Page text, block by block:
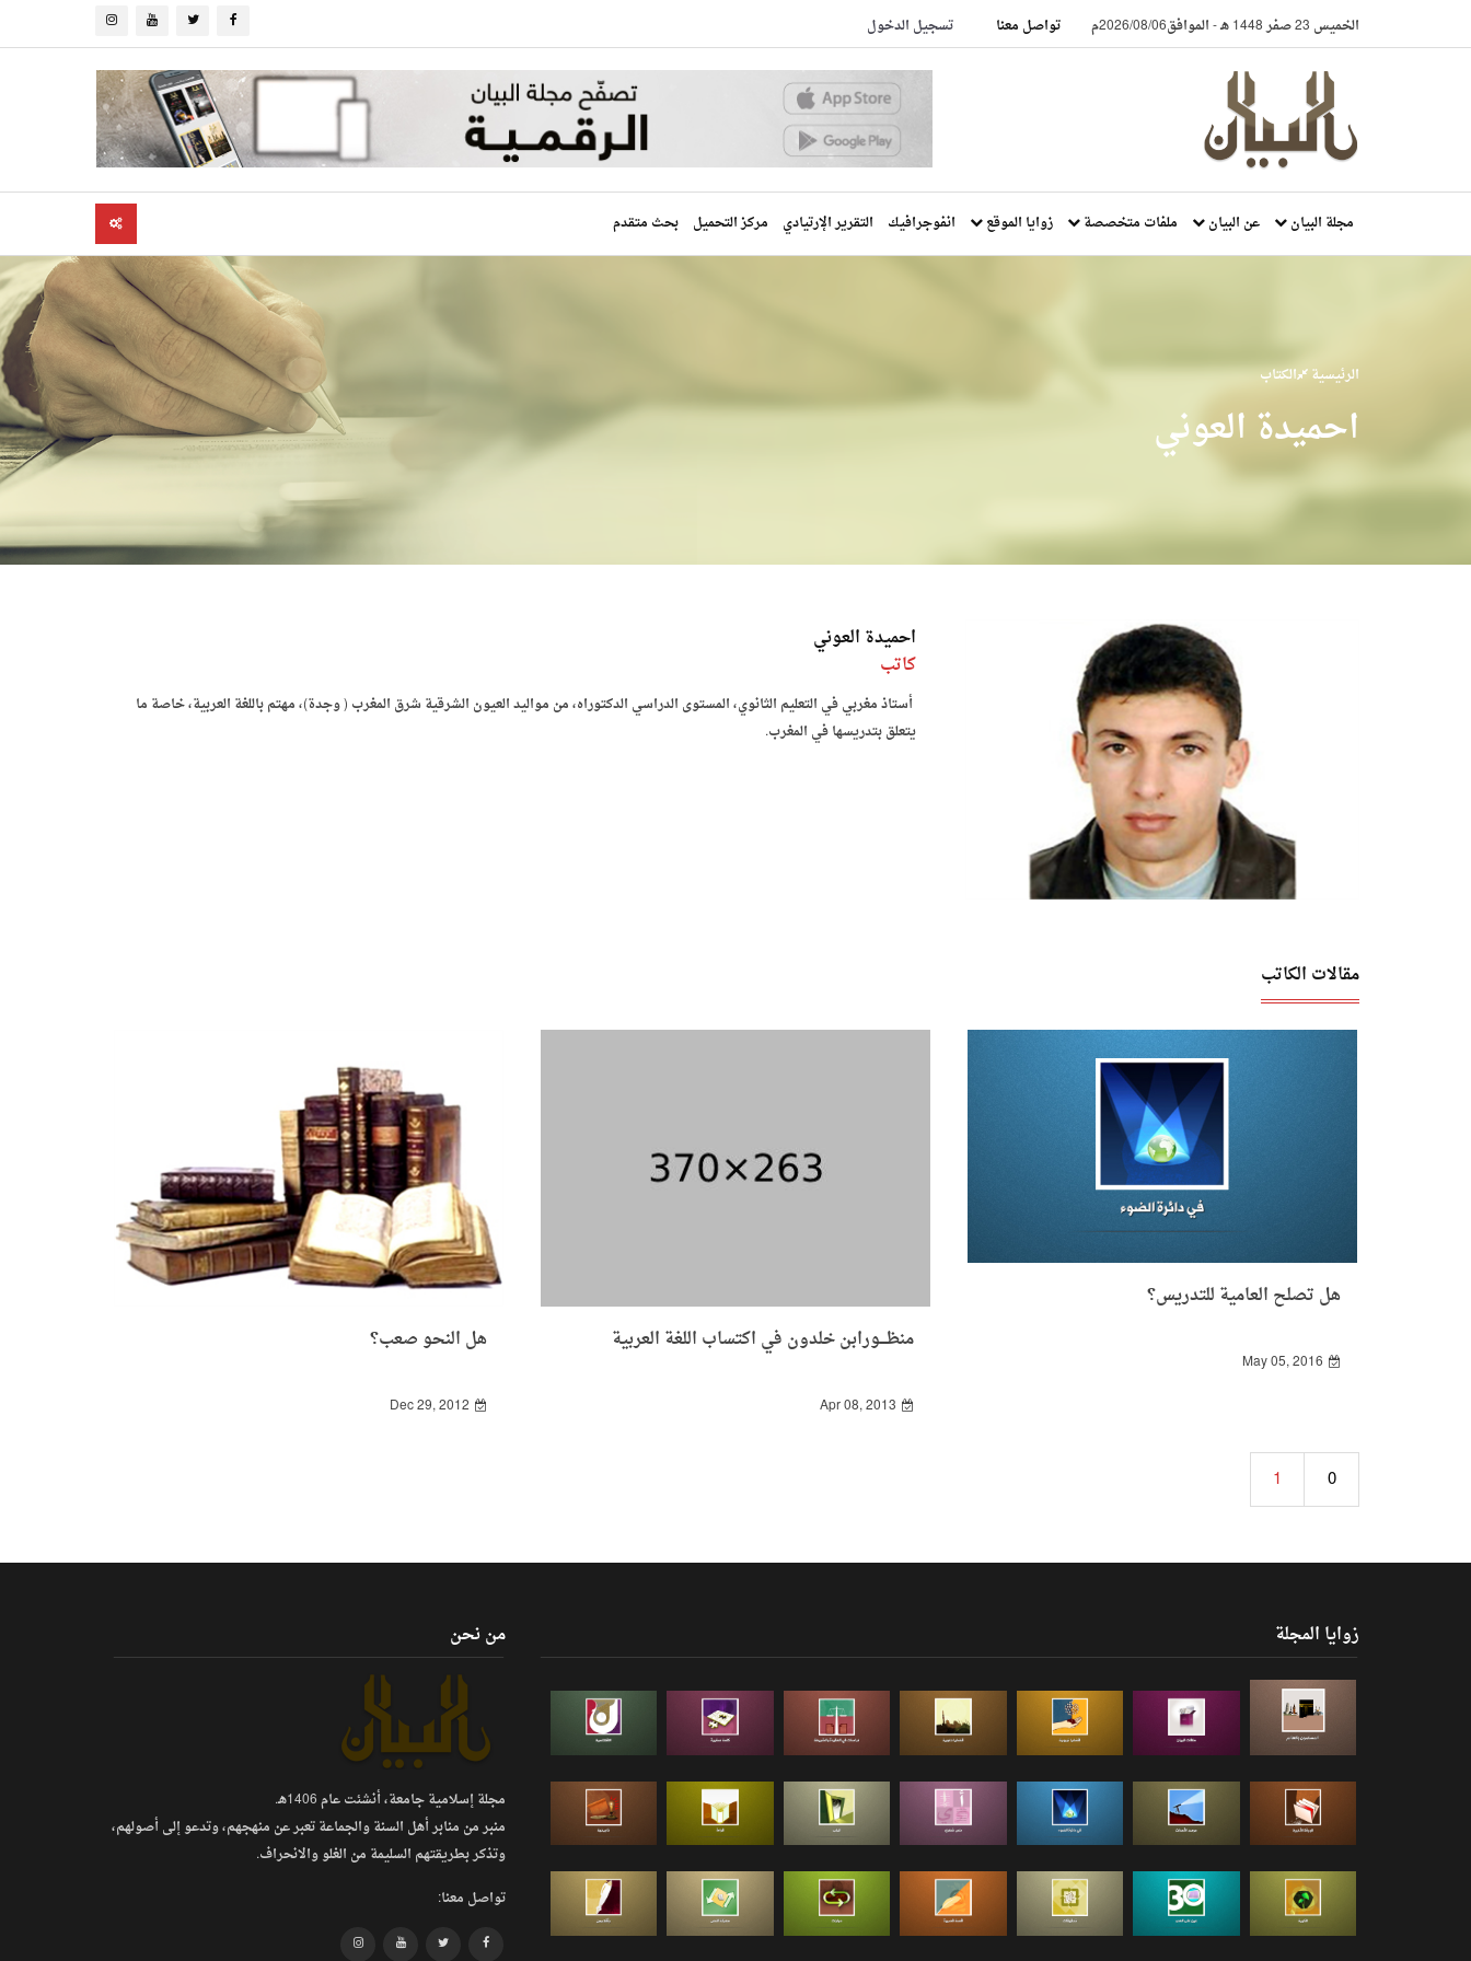
الخميس 23 صفر 1448 هـ -الموافق2026/08/06م تواصل معنا تسجيل الدخول
مجلة البيان عن البيان ملفات متخصصة زوايا الموقع انفوجرافيك التقرير الإرتيادي مركز التحميل بحث متقدم
الرئيسية الكتاب
احميدة العوني
احميدة العوني
كاتب
أستاذ مغربي في التعليم الثانوي، المستوى الدراسي الدكتوراه، من مواليد العيون الشرقية شرق المغرب ( وجدة)، مهتم باللغة العربية، خاصة ما
يتعلق بتدريسها في المغرب.
مقالات الكاتب
هل تصلح العامية للتدريس؟
May 05, 2016
منظـــورابن خلدون في اكتساب اللغة العربية
Apr 08, 2013
هل النحو صعب؟
Dec 29, 2012
0
1
زوايا المجلة من نحن
مجلة إسلامية جامعة، أنشئت عام 1406هـ.
منبر من منابر أهل السنة والجماعة تعبر عن منهجهم، وتدعو إلى أصولهم،
وتذكر بطريقتهم السليمة من الغلو والانحراف.
تواصل معنا: